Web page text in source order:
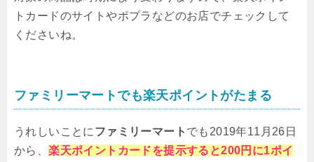
トカードのサイトやポプラなどのお店でチェックして
くださいね。
ファミリーマートでも楽天ポイントがたまる
うれしいことに ファミリーマート でも2019年11月26日
から、楽天ポイントカードを提示すると200円に1ポイ